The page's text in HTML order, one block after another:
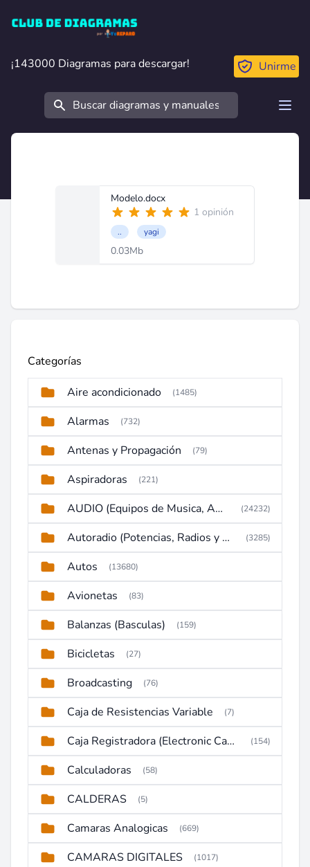
Club de Diagramas
¡143000 Diagramas para descargar!
¡143000 Diagramas para descargar! Unirme
Buscar
Modelo.docx
1 opinión
.. yagi
0.03Mb
Categorías
Aire acondicionado (1485)
Alarmas (732)
Antenas y Propagación (79)
Aspiradoras (221)
AUDIO (Equipos de Musica, Amplificadores, Reproductores, Etc) (24232)
Autoradio (Potencias, Radios y DVD) (3285)
Autos (13680)
Avionetas (83)
Balanzas (Basculas) (159)
Bicicletas (27)
Broadcasting (76)
Caja de Resistencias Variable (7)
Caja Registradora (Electronic Cash Register) (154)
Calculadoras (58)
CALDERAS (5)
Camaras Analogicas (669)
CAMARAS DIGITALES (1017)